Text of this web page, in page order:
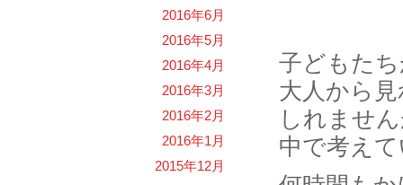
2016年6月
2016年5月
2016年4月
2016年3月
2016年2月
2016年1月
2015年12月
子どもた
大人から
しれませ
中で考え